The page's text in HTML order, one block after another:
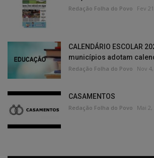
Redação Folha do Povo Fev
CALENDÁRIO ESCOLAR
municípios adotam
Redação Folha do Povo Nov
CASAMENTOS
Redação Folha do Povo Mai 2,